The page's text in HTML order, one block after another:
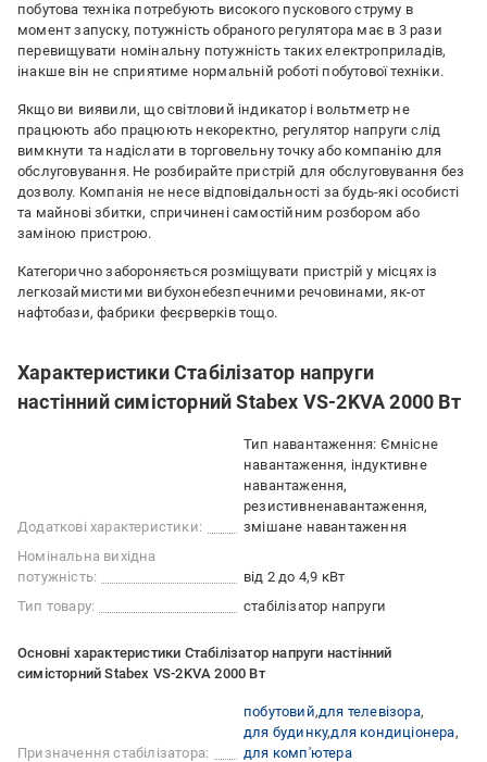
побутова техніка потребують високого пускового струму в
момент запуску, потужність обраного регулятора має в 3 рази
перевищувати номінальну потужність таких електроприладів,
інакше він не сприятиме нормальній роботі побутової техніки.
Якщо ви виявили, що світловий індикатор і вольтметр не
працюють або працюють некоректно, регулятор напруги слід
вимкнути та надіслати в торговельну точку або компанію для
обслуговування. Не розбирайте пристрій для обслуговування без
дозволу. Компанія не несе відповідальності за будь-які особисті
та майнові збитки, спричинені самостійним розбором або
заміною пристрою.
Категорично забороняється розміщувати пристрій у місцях із
легкозаймистими вибухонебезпечними речовинами, як-от
нафтобази, фабрики феєрверків тощо.
Характеристики Стабілізатор напруги
настінний симісторний Stabex VS-2KVA 2000 Вт
Додаткові характеристики:
Тип навантаження: Ємнісне
навантаження, індуктивне
навантаження,
резистивненавантаження,
змішане навантаження
Номінальна вихідна
потужність:
від 2 до 4,9 кВт
Тип товару:
стабілізатор напруги
Основні характеристики Стабілізатор напруги настінний
симісторний Stabex VS-2KVA 2000 Вт
Призначення стабілізатора:
побутовий для телевізора
для будинку для кондиціонера
для комп'ютера